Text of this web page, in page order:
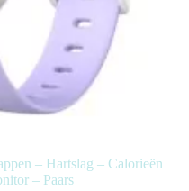
– Hartslag – Calorieën
– Paars